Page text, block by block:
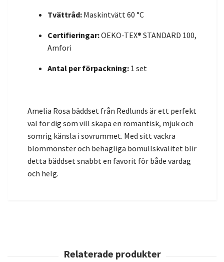
Tvättråd: Maskintvätt 60 °C
Certifieringar:OEKO-TEX® STANDARD 100,
Amfori
Antal per förpackning: 1 set
Amelia Rosa bäddset från Redlunds är ett perfekt
val för dig som vill skapa en romantisk, mjuk och
somrig känsla i sovrummet. Med sitt vackra
blommönster och behagliga bomullskvalitet blir
detta bäddset snabbt en favorit för både vardag
och helg.